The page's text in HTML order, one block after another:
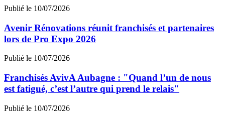
Publié le 10/07/2026
Avenir Rénovations réunit franchisés et partenaires
lors de Pro Expo 2026
Publié le 10/07/2026
Franchisés AvivA Aubagne : "Quand l’un de nous
est fatigué, c’est l’autre qui prend le relais"
Publié le 10/07/2026